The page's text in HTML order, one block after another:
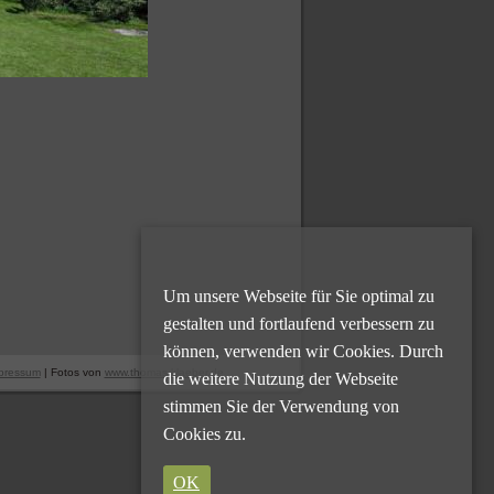
| Fotos von www.thomas-klaeber.de
Um unsere Webseite für Sie optimal zu
gestalten und fortlaufend verbessern zu
können, verwenden wir Cookies. Durch
die weitere Nutzung der Webseite
stimmen Sie der Verwendung von
Cookies zu.
OK